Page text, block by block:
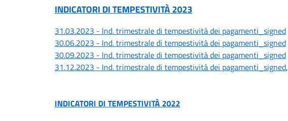
INDICATORI DI TEMPESTIVITÀ 2023
31.03.2023 - Ind. trimestrale di tempestività dei pagamenti_signed
30.06.2023 - Ind. trimestrale di tempestività dei pagamenti_signed
30.09.2023 - Ind. trimestrale di tempestività dei pagamenti_signed
31.12.2023 - Ind. trimestrale di tempestività dei pagamenti_signed,
INDICATORI DI TEMPESTIVITÀ 2022